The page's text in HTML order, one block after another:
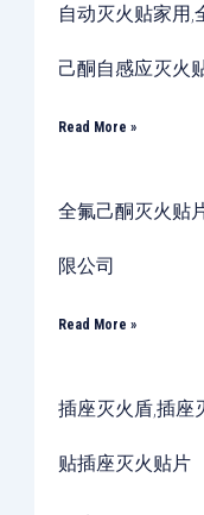
自动灭火贴家用,
己酮自感应灭火
Read More »
全氟己酮灭火贴
限公司
Read More »
插座灭火盾,插座
贴插座灭火贴片